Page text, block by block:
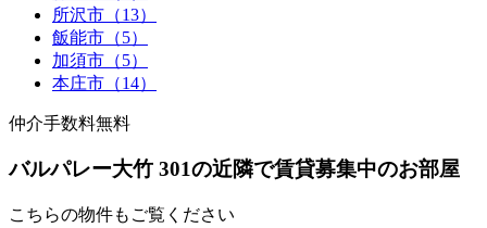
所沢市（13）
飯能市（5）
加須市（5）
本庄市（14）
仲介手数料無料
バルパレー大竹 301の近隣で賃貸募集中のお部屋
こちらの物件もご覧ください